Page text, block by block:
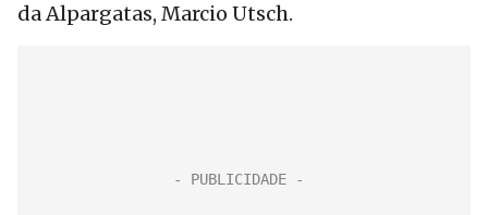
da Alpargatas, Marcio Utsch.